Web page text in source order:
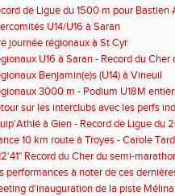
de Ligue du 1500 m pour
U14/U16 à Saran
journée régionaux à St Cyr
U16 à Saran - Record du
- 2'38"80
Benjamin(e)s (U14) à Vineuil
3000 m - Podium U18M
sur les interclubs avec les perfs
à Gien - Record de Ligue du
en 6'33"53
10 km route à Troyes - Carole
Record du Cher du semi-
performances à noter de ces
d'inauguration de la piste